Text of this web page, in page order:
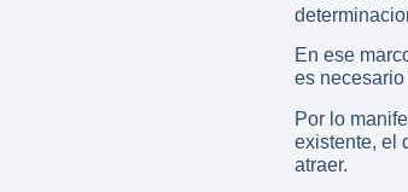
En ese
es
Por lo
existente, el
atraer.